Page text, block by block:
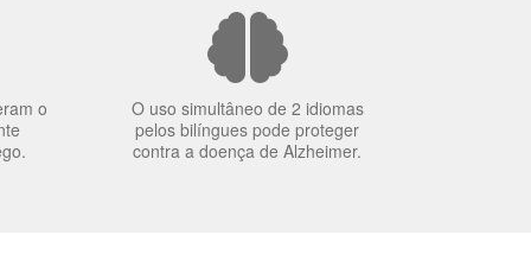
o
O uso simultâneo de 2 idiomas
pelos bilíngues pode proteger
contra a doença de Alzheimer.